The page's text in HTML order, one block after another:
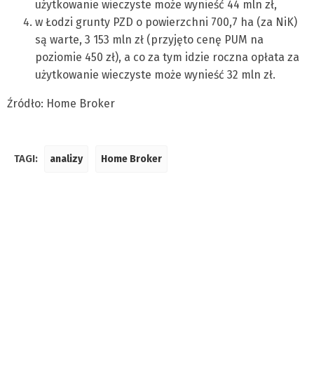
użytkowanie wieczyste może wynieść 44 mln zł,
w Łodzi grunty PZD o powierzchni 700,7 ha (za NiK)
są warte, 3 153 mln zł (przyjęto cenę PUM na
poziomie 450 zł), a co za tym idzie roczna opłata za
użytkowanie wieczyste może wynieść 32 mln zł.
Źródło: Home Broker
TAGI: analizy Home Broker